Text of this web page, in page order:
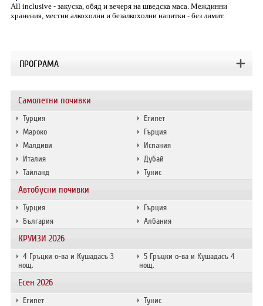
Самолетни почивки
Турция
Египет
Мароко
Гърция
Малдиви
Испания
Италия
Дубай
Тайланд
Тунис
Автобусни почивки
Турция
Гърция
България
Албания
КРУИЗИ 2026
4 Гръцки о-ва и Кушадасъ 3
нощ.
5 Гръцки о-ва и Кушадасъ 4
нощ.
Есен 2026
Египет
Тунис
All inclusive - закуска, обяд и вечеря на шведска маса. Междинни
хранения, местни алкохолни и безалкохолни напитки - без лимит.
ПРОГРАМА